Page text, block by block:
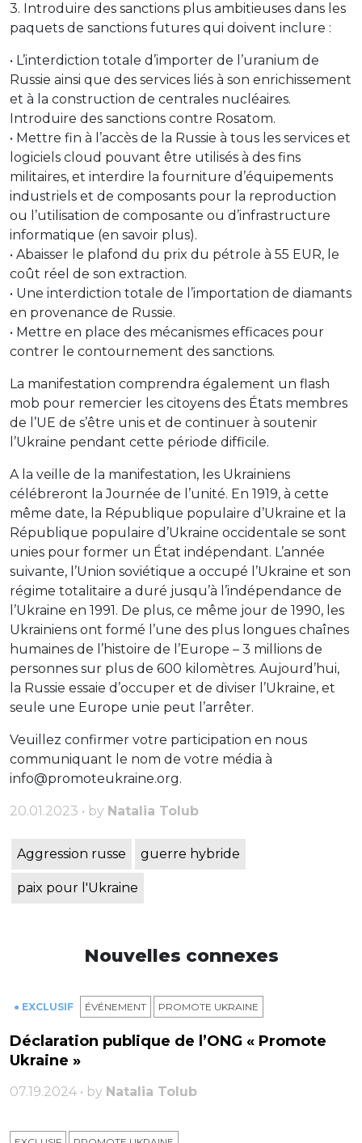
3. Introduire des sanctions plus ambitieuses dans les
paquets de sanctions futures qui doivent inclure :
• L’interdiction totale d’importer de l’uranium de
Russie ainsi que des services liés à son enrichissement
et à la construction de centrales nucléaires.
Introduire des sanctions contre Rosatom.
• Mettre fin à l’accès de la Russie à tous les services et
logiciels cloud pouvant être utilisés à des fins
militaires, et interdire la fourniture d’équipements
industriels et de composants pour la reproduction
ou l’utilisation de composante ou d’infrastructure
informatique (en savoir plus).
• Abaisser le plafond du prix du pétrole à 55 EUR, le
coût réel de son extraction.
• Une interdiction totale de l’importation de diamants
en provenance de Russie.
• Mettre en place des mécanismes efficaces pour
contrer le contournement des sanctions.
La manifestation comprendra également un flash
mob pour remercier les citoyens des États membres
de l’UE de s’être unis et de continuer à soutenir
l’Ukraine pendant cette période difficile.
A la veille de la manifestation, les Ukrainiens
célébreront la Journée de l’unité. En 1919, à cette
même date, la République populaire d’Ukraine et la
République populaire d’Ukraine occidentale se sont
unies pour former un État indépendant. L’année
suivante, l’Union soviétique a occupé l’Ukraine et son
régime totalitaire a duré jusqu’à l’indépendance de
l’Ukraine en 1991. De plus, ce même jour de 1990, les
Ukrainiens ont formé l’une des plus longues chaînes
humaines de l’histoire de l’Europe – 3 millions de
personnes sur plus de 600 kilomètres. Aujourd’hui,
la Russie essaie d’occuper et de diviser l’Ukraine, et
seule une Europe unie peut l’arrêter.
Veuillez confirmer votre participation en nous
communiquant le nom de votre média à
info@promoteukraine.org.
20.01.2023 • by Natalia Tolub
Aggression russe guerre hybride
paix pour l'Ukraine
Nouvelles connexes
● EXCLUSIF ÉVÉNEMENT PROMOTE UKRAINE
Déclaration publique de l’ONG « Promote
Ukraine »
07.19.2024 • by Natalia Tolub